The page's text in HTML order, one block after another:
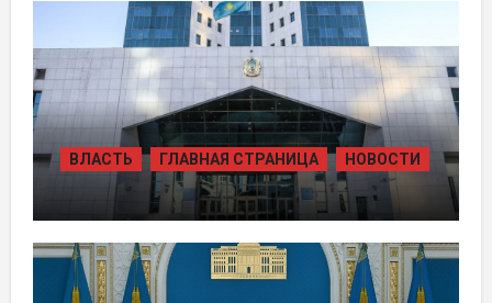
ВЛАСТЬ ГЛАВНАЯ СТРАНИЦА НОВОСТИ
ЖАМБЫЛЬСКОЙ ОБЛАСТИ БОЛЕЕ 80
ТЫСЯЧ ЖИТЕЛЕЙ ОБЕСПЕЧИЛИ
ГАЗОМ ЗА СЧЁТ ВОЗВРАЩЁННЫХ
АКТИВОВ